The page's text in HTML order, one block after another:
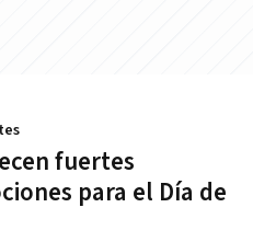
fuertes
para el Día de